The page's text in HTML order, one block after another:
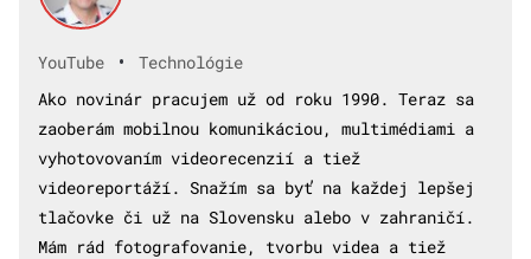
YouTube •
Technológie
Ako novinár pracujem už od roku 1990. Teraz sa
zaoberám mobilnou komunikáciou, multimédiami a
vyhotovovaním videorecenzií a tiež
videoreportáží. Snažím sa byť na každej lepšej
tlačovke či už na Slovensku alebo v zahraničí.
Mám rád fotografovanie, tvorbu videa a tiež